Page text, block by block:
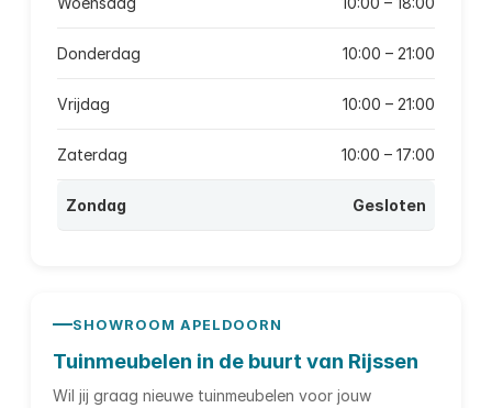
Donderdag 10:00 – 21:00
Vrijdag 10:00 – 21:00
Zaterdag 10:00 – 17:00
Zondag Gesloten
SHOWROOM APELDOORN
Tuinmeubelen in de buurt van Rijssen
Wil jij graag nieuwe tuinmeubelen voor jouw